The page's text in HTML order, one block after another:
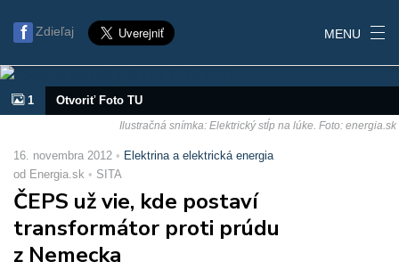
Zdieľaj MENU
1 Otvoriť Foto TU
Ilustračná snímka: Elektrický stĺp na lúke. Foto: energia.sk
16. novembra 2012
Elektrina a elektrická energia
od Energia.sk
SITA
ČEPS už vie, kde postaví
transformátor proti prúdu
z Nemecka